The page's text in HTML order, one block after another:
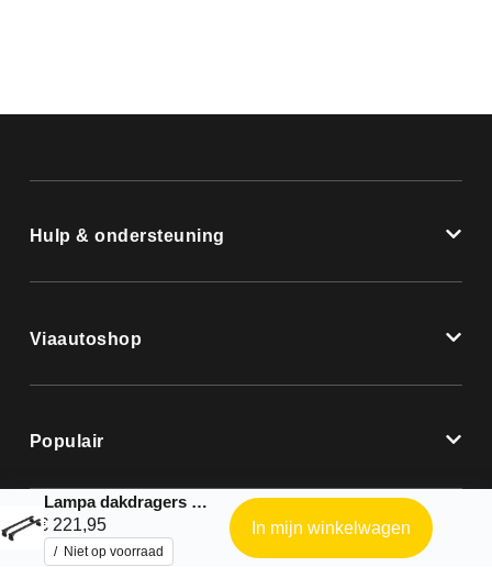
Hulp & ondersteuning
Viaautoshop
Populair
Lampa dakdragers |Nordrive complete kit geschikt voor: Citroen – C8 – 2002 – 2013
€ 221,95
Niet op voorraad
In mijn winkelwagen